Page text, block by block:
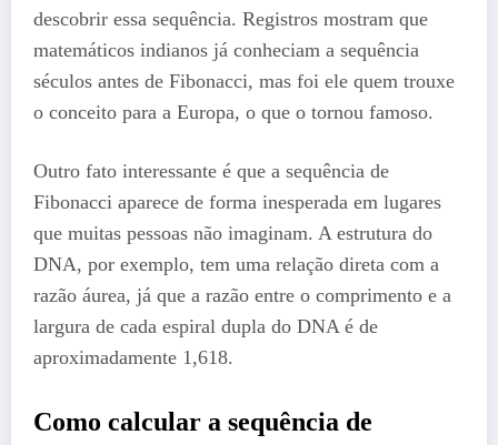
descobrir essa sequência. Registros mostram que
matemáticos indianos já conheciam a sequência
séculos antes de Fibonacci, mas foi ele quem trouxe
o conceito para a Europa, o que o tornou famoso.
Outro fato interessante é que a sequência de
Fibonacci aparece de forma inesperada em lugares
que muitas pessoas não imaginam. A estrutura do
DNA, por exemplo, tem uma relação direta com a
razão áurea, já que a razão entre o comprimento e a
largura de cada espiral dupla do DNA é de
aproximadamente 1,618.
Como calcular a sequência de